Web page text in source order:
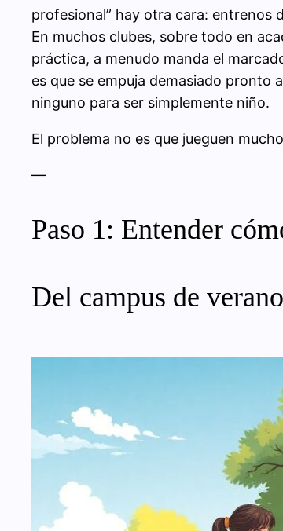
profesional” hay otra cara: entrenos
En muchos clubes, sobre todo en
práctica, a menudo manda el
es que se empuja demasiado
ninguno para ser simplemente niño.
El problema no es que jueguen
—
Paso 1: Entender
Del campus de